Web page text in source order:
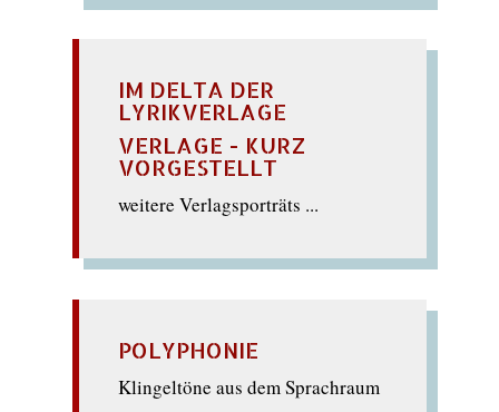
IM DELTA DER
LYRIKVERLAGE
VERLAGE - KURZ
VORGESTELLT
weitere Verlagsporträts ...
POLYPHONIE
Klingeltöne aus dem Sprachraum